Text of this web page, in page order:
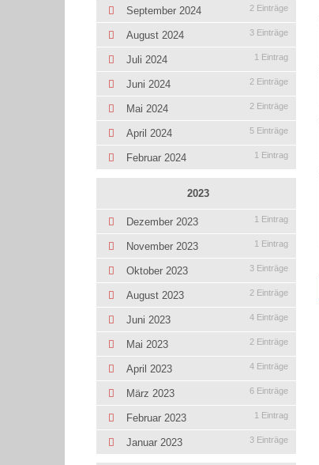
September 2024 2 Einträge
August 2024 3 Einträge
Juli 2024 1 Eintrag
Juni 2024 2 Einträge
Mai 2024 2 Einträge
April 2024 5 Einträge
Februar 2024 1 Eintrag
2023
Dezember 2023 1 Eintrag
November 2023 1 Eintrag
Oktober 2023 3 Einträge
August 2023 2 Einträge
Juni 2023 4 Einträge
Mai 2023 2 Einträge
April 2023 4 Einträge
März 2023 6 Einträge
Februar 2023 1 Eintrag
Januar 2023 3 Einträge